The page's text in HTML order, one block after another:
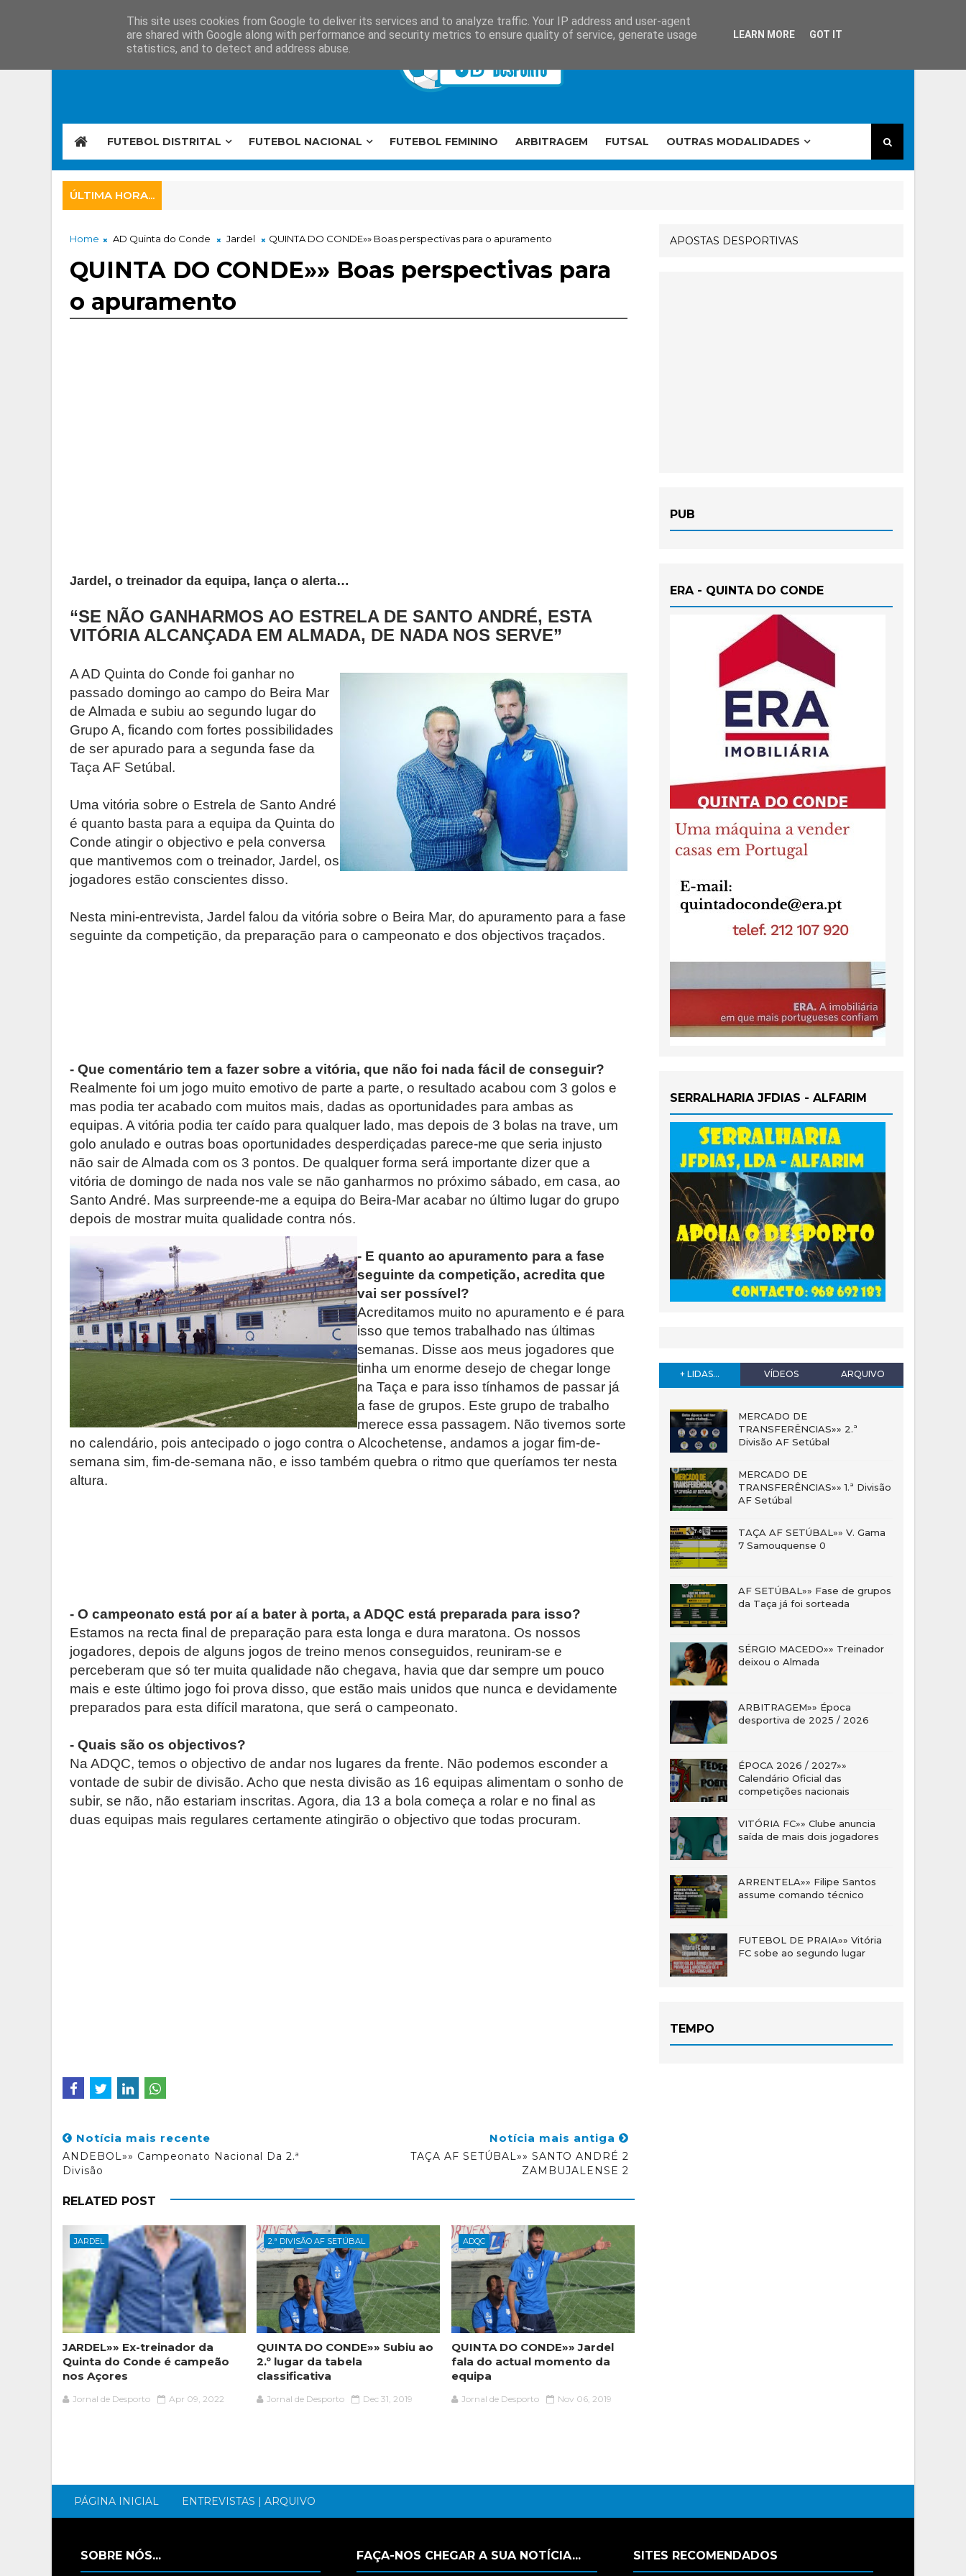
FUTEBOL DISTRITAL FUTEBOL NACIONAL FUTEBOL FEMININO ARBITRAGEM FUTSAL OUTRAS MODALIDADES
ÚLTIMA HORA...
Home AD Quinta do Conde Jardel QUINTA DO CONDE»» Boas perspectivas para o apuramento
QUINTA DO CONDE»» Boas perspectivas para
o apuramento
Jardel, o treinador da equipa, lança o alerta…
“SE NÃO GANHARMOS AO ESTRELA DE SANTO ANDRÉ, ESTA
VITÓRIA ALCANÇADA EM ALMADA, DE NADA NOS SERVE”
A AD Quinta do Conde foi ganhar no
passado domingo ao campo do Beira Mar
de Almada e subiu ao segundo lugar do
Grupo A, ficando com fortes possibilidades
de ser apurado para a segunda fase da
Taça AF Setúbal.
Uma vitória sobre o Estrela de Santo André
é quanto basta para a equipa da Quinta do
Conde atingir o objectivo e pela conversa
que mantivemos com o treinador, Jardel, os
jogadores estão conscientes disso.
Nesta mini-entrevista, Jardel falou da vitória sobre o Beira Mar, do apuramento para a fase
seguinte da competição, da preparação para o campeonato e dos objectivos traçados.
- Que comentário tem a fazer sobre a vitória, que não foi nada fácil de conseguir?
Realmente foi um jogo muito emotivo de parte a parte, o resultado acabou com 3 golos e
mas podia ter acabado com muitos mais, dadas as oportunidades para ambas as
equipas. A vitória podia ter caído para qualquer lado, mas depois de 3 bolas na trave, um
golo anulado e outras boas oportunidades desperdiçadas parece-me que seria injusto
não sair de Almada com os 3 pontos. De qualquer forma será importante dizer que a
vitória de domingo de nada nos vale se não ganharmos no próximo sábado, em casa, ao
Santo André. Mas surpreende-me a equipa do Beira-Mar acabar no último lugar do grupo
depois de mostrar muita qualidade contra nós.
- E quanto ao apuramento para a fase
seguinte da competição, acredita que
vai ser possível?
Acreditamos muito no apuramento e é para
isso que temos trabalhado nas últimas
semanas. Disse aos meus jogadores que
tinha um enorme desejo de chegar longe
na Taça e para isso tínhamos de passar já
a fase de grupos. Este grupo de trabalho
merece essa passagem. Não tivemos sorte
no calendário, pois antecipado o jogo contra o Alcochetense, andamos a jogar fim-de-
semana sim, fim-de-semana não, e isso também quebra o ritmo que queríamos ter nesta
altura.
- O campeonato está por aí a bater à porta, a ADQC está preparada para isso?
Estamos na recta final de preparação para esta longa e dura maratona. Os nossos
jogadores, depois de alguns jogos de treino menos conseguidos, reuniram-se e
perceberam que só ter muita qualidade não chegava, havia que dar sempre um pouco
mais e este último jogo foi prova disso, que estão mais unidos que nunca e devidamente
preparados para esta difícil maratona, que será o campeonato.
- Quais são os objectivos?
Na ADQC, temos o objectivo de andar nos lugares da frente. Não podemos esconder a
vontade de subir de divisão. Acho que nesta divisão as 16 equipas alimentam o sonho de
subir, se não, não estariam inscritas. Agora, dia 13 a bola começa a rolar e no final as
duas equipas mais regulares certamente atingirão o objectivo que todas procuram.
Notícia mais recente
ANDEBOL»» Campeonato Nacional Da 2.ª
Divisão
Notícia mais antiga
TAÇA AF SETÚBAL»» SANTO ANDRÉ 2
ZAMBUJALENSE 2
RELATED POST
JARDEL
JARDEL»» Ex-treinador da
Quinta do Conde é campeão
nos Açores
Jornal de Desporto Apr 09, 2022
2.ª DIVISÃO AF SETÚBAL
QUINTA DO CONDE»» Subiu ao
2.º lugar da tabela
classificativa
Jornal de Desporto Dec 31, 2019
ADQC
QUINTA DO CONDE»» Jardel
fala do actual momento da
equipa
Jornal de Desporto Nov 06, 2019
APOSTAS DESPORTIVAS
PUB
ERA - QUINTA DO CONDE
SERRALHARIA JFDIAS - ALFARIM
+ LIDAS... VÍDEOS ARQUIVO
MERCADO DE
TRANSFERÊNCIAS»» 2.ª
Divisão AF Setúbal
MERCADO DE
TRANSFERÊNCIAS»» 1.ª Divisão
AF Setúbal
TAÇA AF SETÚBAL»» V. Gama
7 Samouquense 0
AF SETÚBAL»» Fase de grupos
da Taça já foi sorteada
SÉRGIO MACEDO»» Treinador
deixou o Almada
ARBITRAGEM»» Época
desportiva de 2025 / 2026
ÉPOCA 2026 / 2027»»
Calendário Oficial das
competições nacionais
VITÓRIA FC»» Clube anuncia
saída de mais dois jogadores
ARRENTELA»» Filipe Santos
assume comando técnico
FUTEBOL DE PRAIA»» Vitória
FC sobe ao segundo lugar
TEMPO
PÁGINA INICIAL ENTREVISTAS | ARQUIVO
SOBRE NÓS... FAÇA-NOS CHEGAR A SUA NOTÍCIA... SITES RECOMENDADOS
This site uses cookies from Google to deliver its services and to analyze traffic. Your IP address and user-agent
are shared with Google along with performance and security metrics to ensure quality of service, generate usage
statistics, and to detect and address abuse.
LEARN MORE GOT IT